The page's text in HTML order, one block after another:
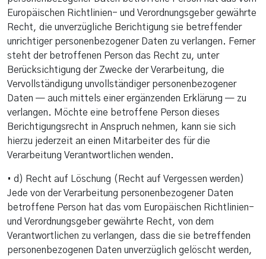
Europäischen Richtlinien- und Verordnungsgeber gewährte
Recht, die unverzügliche Berichtigung sie betreffender
unrichtiger personenbezogener Daten zu verlangen. Ferner
steht der betroffenen Person das Recht zu, unter
Berücksichtigung der Zwecke der Verarbeitung, die
Vervollständigung unvollständiger personenbezogener
Daten — auch mittels einer ergänzenden Erklärung — zu
verlangen. Möchte eine betroffene Person dieses
Berichtigungsrecht in Anspruch nehmen, kann sie sich
hierzu jederzeit an einen Mitarbeiter des für die
Verarbeitung Verantwortlichen wenden.
• d) Recht auf Löschung (Recht auf Vergessen werden)
Jede von der Verarbeitung personenbezogener Daten
betroffene Person hat das vom Europäischen Richtlinien-
und Verordnungsgeber gewährte Recht, von dem
Verantwortlichen zu verlangen, dass die sie betreffenden
personenbezogenen Daten unverzüglich gelöscht werden,